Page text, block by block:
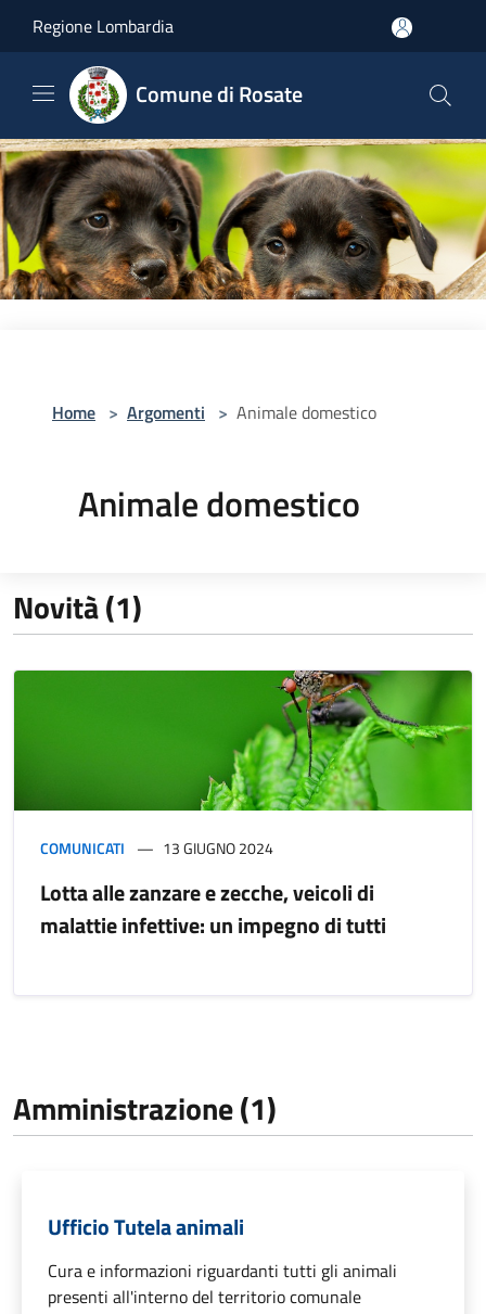
Regione Lombardia
Comune di Rosate
Home > Argomenti > Animale domestico
Animale domestico
Novità (1)
COMUNICATI 13 GIUGNO 2024
Lotta alle zanzare e zecche, veicoli di
malattie infettive: un impegno di tutti
Amministrazione (1)
Ufficio Tutela animali
Cura e informazioni riguardanti tutti gli animali
presenti all'interno del territorio comunale